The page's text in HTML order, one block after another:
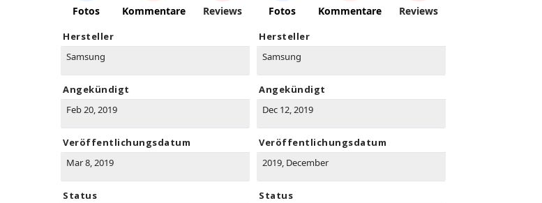
Fotos Kommentare Reviews
Hersteller
Samsung
Angekündigt
Feb 20, 2019
Veröffentlichungsdatum
Mar 8, 2019
Status
Fotos Kommentare Reviews
Hersteller
Samsung
Angekündigt
Dec 12, 2019
Veröffentlichungsdatum
2019, December
Status